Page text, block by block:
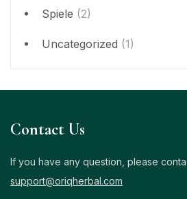
Spiele (2)
Uncategorized (1)
Contact Us
If you have any question, please
support@oriqherbal.com